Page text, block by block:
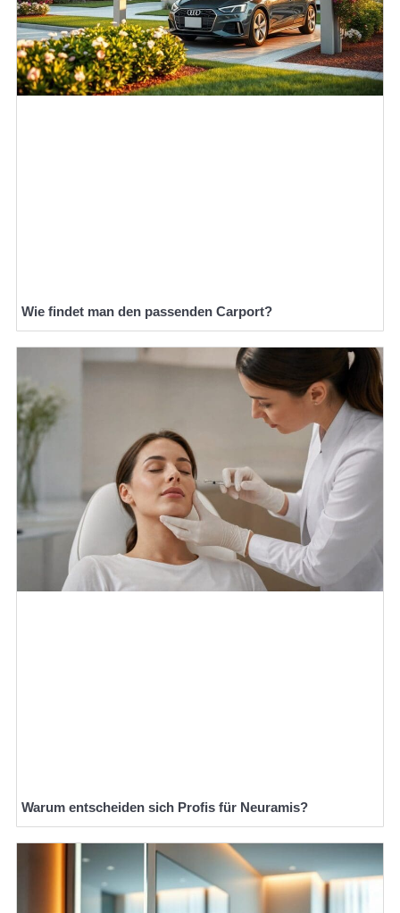
Wie findet man den passenden Carport?
Warum entscheiden sich Profis für Neuramis?